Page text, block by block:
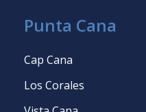
Punta Cana
Cap Cana
Los Corales